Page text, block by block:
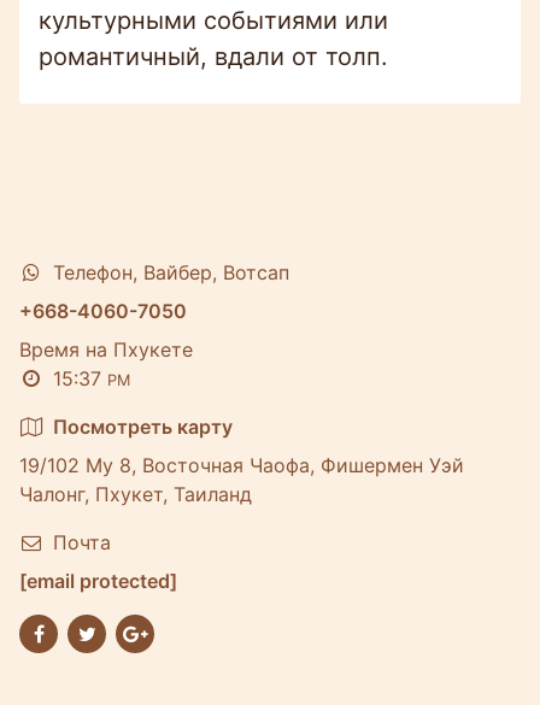
культурными событиями или
романтичный, вдали от толп.
Телефон, Вайбер, Вотсап
+668-4060-7050
Время на Пхукете
15:37 PM
Посмотреть карту
19/102 Му 8, Восточная Чаофа, Фишермен Уэй
Чалонг, Пхукет, Таиланд
Почта
[email protected]